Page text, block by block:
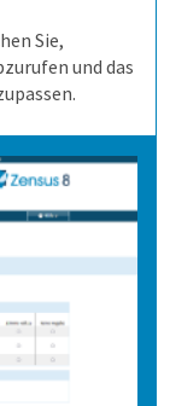
Sie,
und das